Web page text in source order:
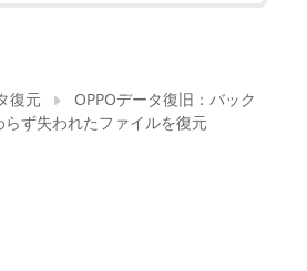
復元
OPPOデータ復旧：バック
ず失われたファイルを復元